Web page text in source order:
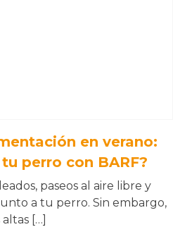
en verano:
perro con BARF?
paseos al aire libre y
a tu perro. Sin embargo,
altas […]